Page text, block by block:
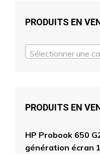
PRODUITS EN
Sélectionner une
PRODUITS EN
HP Probook 650
génération écran